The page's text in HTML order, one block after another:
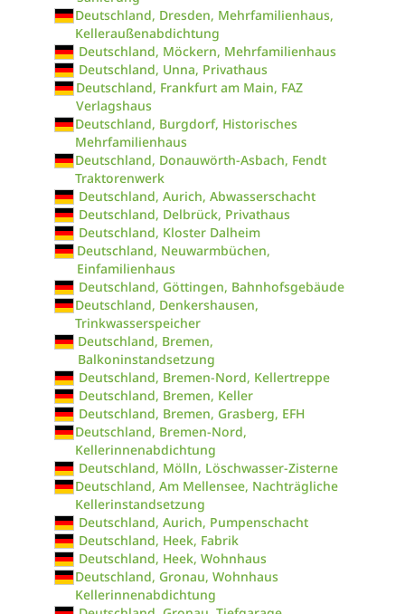
Deutschland, Dresden, Mehrfamilienhaus,
Kelleraußenabdichtung
Deutschland, Möckern, Mehrfamilienhaus
Deutschland, Unna, Privathaus
Deutschland, Frankfurt am Main, FAZ
Verlagshaus
Deutschland, Burgdorf, Historisches
Mehrfamilienhaus
Deutschland, Donauwörth-Asbach, Fendt
Traktorenwerk
Deutschland, Aurich, Abwasserschacht
Deutschland, Delbrück, Privathaus
Deutschland, Kloster Dalheim
Deutschland, Neuwarmbüchen,
Einfamilienhaus
Deutschland, Göttingen, Bahnhofsgebäude
Deutschland, Denkershausen,
Trinkwasserspeicher
Deutschland, Bremen,
Balkoninstandsetzung
Deutschland, Bremen-Nord, Kellertreppe
Deutschland, Bremen, Keller
Deutschland, Bremen, Grasberg, EFH
Deutschland, Bremen-Nord,
Kellerinnenabdichtung
Deutschland, Mölln, Löschwasser-Zisterne
Deutschland, Am Mellensee, Nachträgliche
Kellerinstandsetzung
Deutschland, Aurich, Pumpenschacht
Deutschland, Heek, Fabrik
Deutschland, Heek, Wohnhaus
Deutschland, Gronau, Wohnhaus
Kellerinnenabdichtung